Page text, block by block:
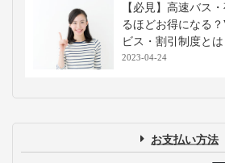
【必見】高速バス
るほどお得になる
ビス・割引制度とは
2023-04-24
お支払い方法